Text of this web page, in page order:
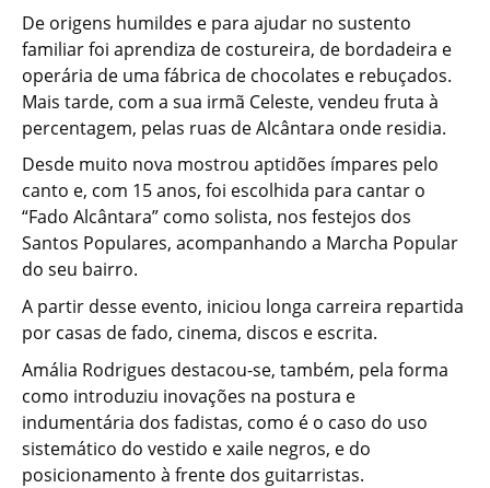
De origens humildes e para ajudar no sustento
familiar foi aprendiza de costureira, de bordadeira e
operária de uma fábrica de chocolates e rebuçados.
Mais tarde, com a sua irmã Celeste, vendeu fruta à
percentagem, pelas ruas de Alcântara onde residia.
Desde muito nova mostrou aptidões ímpares pelo
canto e, com 15 anos, foi escolhida para cantar o
“Fado Alcântara” como solista, nos festejos dos
Santos Populares, acompanhando a Marcha Popular
do seu bairro.
A partir desse evento, iniciou longa carreira repartida
por casas de fado, cinema, discos e escrita.
Amália Rodrigues destacou-se, também, pela forma
como introduziu inovações na postura e
indumentária dos fadistas, como é o caso do uso
sistemático do vestido e xaile negros, e do
posicionamento à frente dos guitarristas.